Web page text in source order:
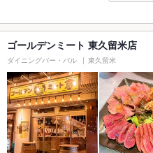
ゴールデンミート 東久留米店
ダイニングバー・バル 東久留米